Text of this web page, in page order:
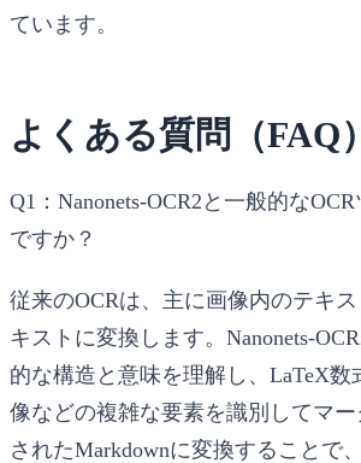
ています。
よくある質問（FAQ）
Q1：Nanonets-OCR2と一般的な
ですか？
従来のOCRは、主に画像内のテキ
キストに変換します。Nanonets-
的な構造と意味を理解し、LaTeX数
像などの複雑な要素を識別してマ
されたMarkdownに変換することで